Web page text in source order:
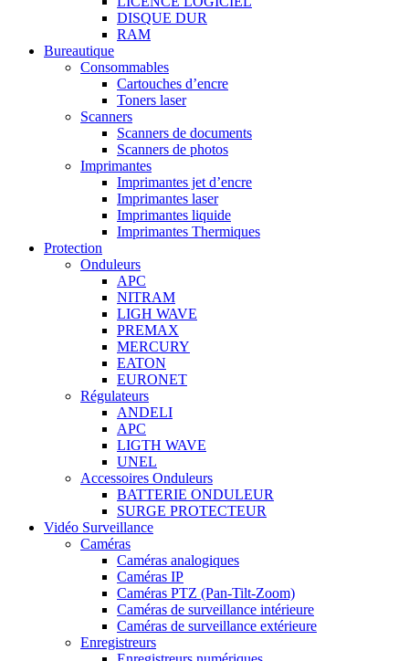
DISQUE DUR
RAM
Bureautique
Consommables
Cartouches d’encre
Toners laser
Scanners
Scanners de documents
Scanners de photos
Imprimantes
Imprimantes jet d’encre
Imprimantes laser
Imprimantes liquide
Imprimantes Thermiques
Protection
Onduleurs
APC
NITRAM
LIGH WAVE
PREMAX
MERCURY
EATON
EURONET
Régulateurs
ANDELI
APC
LIGTH WAVE
UNEL
Accessoires Onduleurs
BATTERIE ONDULEUR
SURGE PROTECTEUR
Vidéo Surveillance
Caméras
Caméras analogiques
Caméras IP
Caméras PTZ (Pan-Tilt-Zoom)
Caméras de surveillance intérieure
Caméras de surveillance extérieure
Enregistreurs